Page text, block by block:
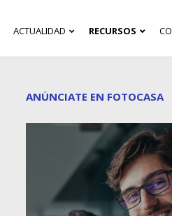
ACTUALIDAD RECURSOS
ANÚNCIATE EN FOTOCASA